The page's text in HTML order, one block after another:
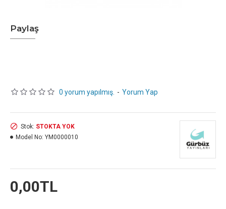
Paylaş
0 yorum yapılmış. - Yorum Yap
0,00TL
Stok: STOKTA YOK
Model No: YM0000010